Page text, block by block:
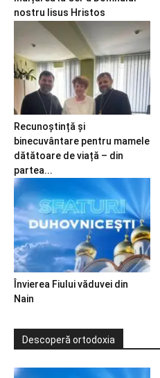
nostru Iisus Hristos
Recunoștință și
binecuvântare pentru mamele
dătătoare de viață – din
partea...
Învierea Fiului văduvei din
Nain
Descoperă ortodoxia